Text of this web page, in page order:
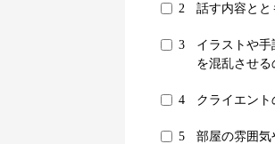
2 話す内容と
3
イラストや
を混乱させ
4 クライエン
5
部屋の雰囲